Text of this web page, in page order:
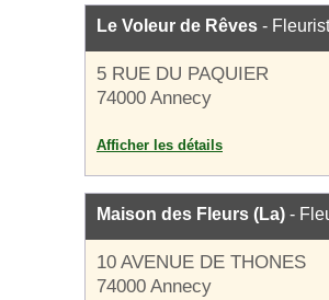
Le Voleur de Rêves -
5 RUE DU PAQUIER
74000 Annecy
Afficher les détails
Maison des Fleurs (La) -
10 AVENUE DE THONES
74000 Annecy